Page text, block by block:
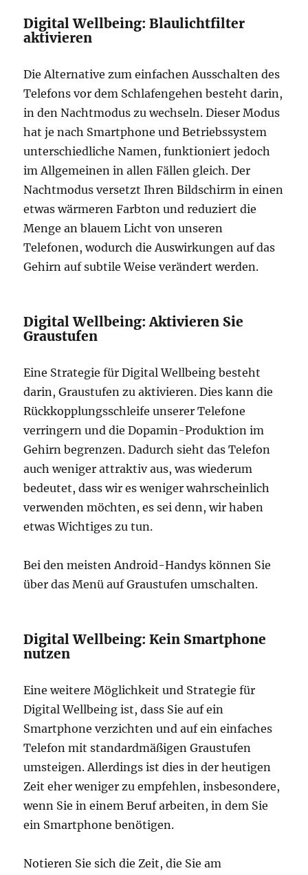
Digital Wellbeing: Blaulichtfilter
aktivieren
Die Alternative zum einfachen Ausschalten des
Telefons vor dem Schlafengehen besteht darin,
in den Nachtmodus zu wechseln. Dieser Modus
hat je nach Smartphone und Betriebssystem
unterschiedliche Namen, funktioniert jedoch
im Allgemeinen in allen Fällen gleich. Der
Nachtmodus versetzt Ihren Bildschirm in einen
etwas wärmeren Farbton und reduziert die
Menge an blauem Licht von unseren
Telefonen, wodurch die Auswirkungen auf das
Gehirn auf subtile Weise verändert werden.
Digital Wellbeing: Aktivieren Sie
Graustufen
Eine Strategie für Digital Wellbeing besteht
darin, Graustufen zu aktivieren. Dies kann die
Rückkopplungsschleife unserer Telefone
verringern und die Dopamin-Produktion im
Gehirn begrenzen. Dadurch sieht das Telefon
auch weniger attraktiv aus, was wiederum
bedeutet, dass wir es weniger wahrscheinlich
verwenden möchten, es sei denn, wir haben
etwas Wichtiges zu tun.
Bei den meisten Android-Handys können Sie
über das Menü auf Graustufen umschalten.
Digital Wellbeing: Kein Smartphone
nutzen
Eine weitere Möglichkeit und Strategie für
Digital Wellbeing ist, dass Sie auf ein
Smartphone verzichten und auf ein einfaches
Telefon mit standardmäßigen Graustufen
umsteigen. Allerdings ist dies in der heutigen
Zeit eher weniger zu empfehlen, insbesondere,
wenn Sie in einem Beruf arbeiten, in dem Sie
ein Smartphone benötigen.
Notieren Sie sich die Zeit, die Sie am